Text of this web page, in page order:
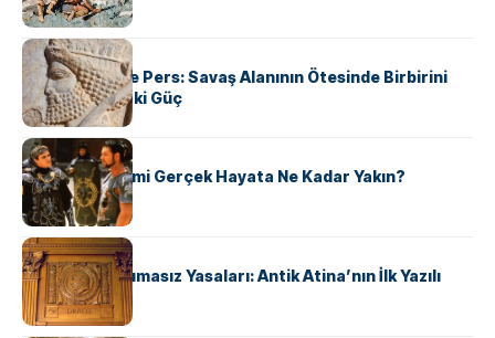
KÜLTÜR
Antik Yunan ve Pers: Savaş Alanının Ötesinde Birbirini
Şekillendiren İki Güç
KÜLTÜR
‘Gladiator’ Filmi Gerçek Hayata Ne Kadar Yakın?
KÜLTÜR
Draco’nun Acımasız Yasaları: Antik Atina’nın İlk Yazılı
Hukuk Kodu